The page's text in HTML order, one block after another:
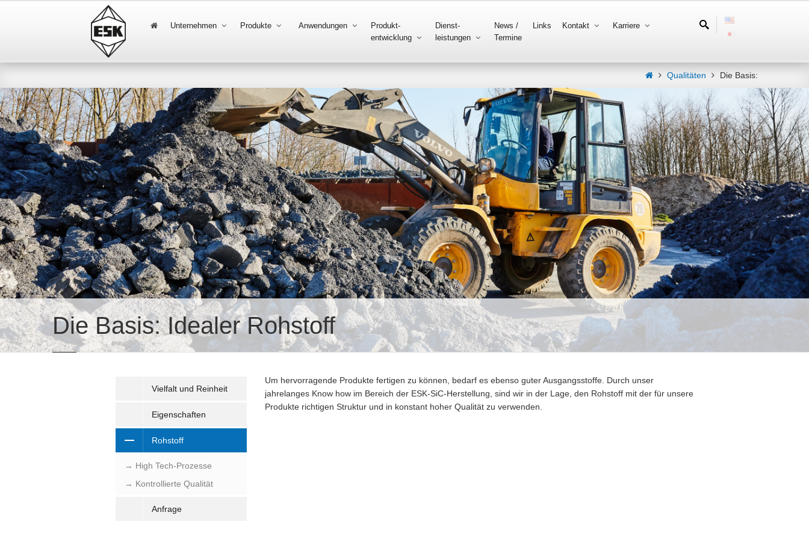
Unternehmen Produkte Anwendungen
Produkt-
entwicklung
Dienst-
leistungen
News /
Termine
Links Kontakt Karriere
Qualitäten Die Basis:
Die Basis:Idealer Rohstoff
Um hervorragende Produkte fertigen zu können, bedarf es ebenso guter Ausgangsstoffe. Durch unser
jahrelanges Know how im Bereich der ESK-SiC-Herstellung, sind wir in der Lage, den Rohstoff mit der für unsere
Produkte richtigen Struktur und in konstant hoher Qualität zu verwenden.
Vielfalt und Reinheit
Eigenschaften
Rohstoff
→ High Tech-Prozesse
→ Kontrollierte Qualität
Anfrage